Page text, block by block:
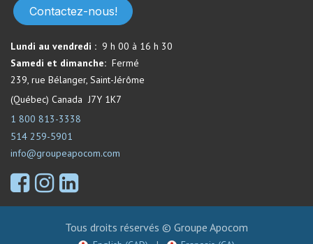
Contactez-nous!
Lundi au vendredi : 9 h 00 à 16 h 30
Samedi et dimanche: Fermé​
239, rue Bélanger, Saint-Jérôme
(Québec) Canada J7Y 1K7
1 800 813-3338
514 259-5901
info@groupeapocom.com
Tous droits réservés © Groupe Apocom